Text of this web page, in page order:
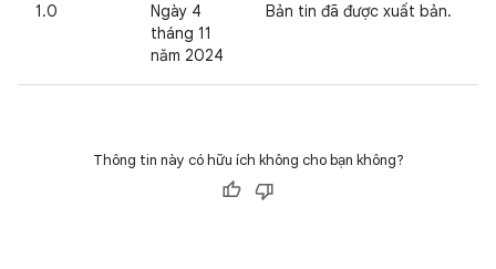
1.0
Ngày 4
tháng 11
năm 2024
Bản tin đã được xuất bản.
Thông tin này có hữu ích không cho bạn không?